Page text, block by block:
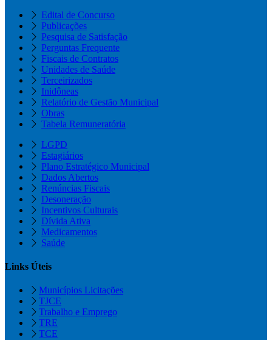
Edital de Concurso
Publicações
Pesquisa de Satisfação
Perguntas Frequente
Fiscais de Contratos
Unidades de Saúde
Terceirizados
Inidôneas
Relatório de Gestão Municipal
Obras
Tabela Remuneratória
LGPD
Estagiários
Plano Estratégico Municipal
Dados Abertos
Renúncias Fiscais
Desoneração
Incentivos Culturais
Dívida Ativa
Medicamentos
Saúde
Links Úteis
Municípios Licitações
TJCE
Trabalho e Emprego
TRE
TCE